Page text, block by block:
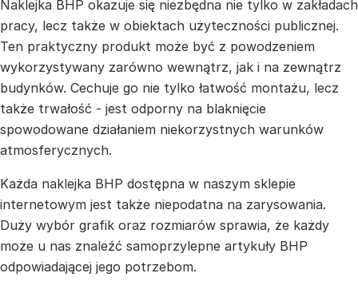
Naklejka BHP okazuje się niezbędna nie tylko w zakładach
pracy, lecz także w obiektach użyteczności publicznej.
Ten praktyczny produkt może być z powodzeniem
wykorzystywany zarówno wewnątrz, jak i na zewnątrz
budynków. Cechuje go nie tylko łatwość montażu, lecz
także trwałość - jest odporny na blaknięcie
spowodowane działaniem niekorzystnych warunków
atmosferycznych.
Każda naklejka BHP dostępna w naszym sklepie
internetowym jest także niepodatna na zarysowania.
Duży wybór grafik oraz rozmiarów sprawia, że każdy
może u nas znaleźć samoprzylepne artykuły BHP
odpowiadającej jego potrzebom.